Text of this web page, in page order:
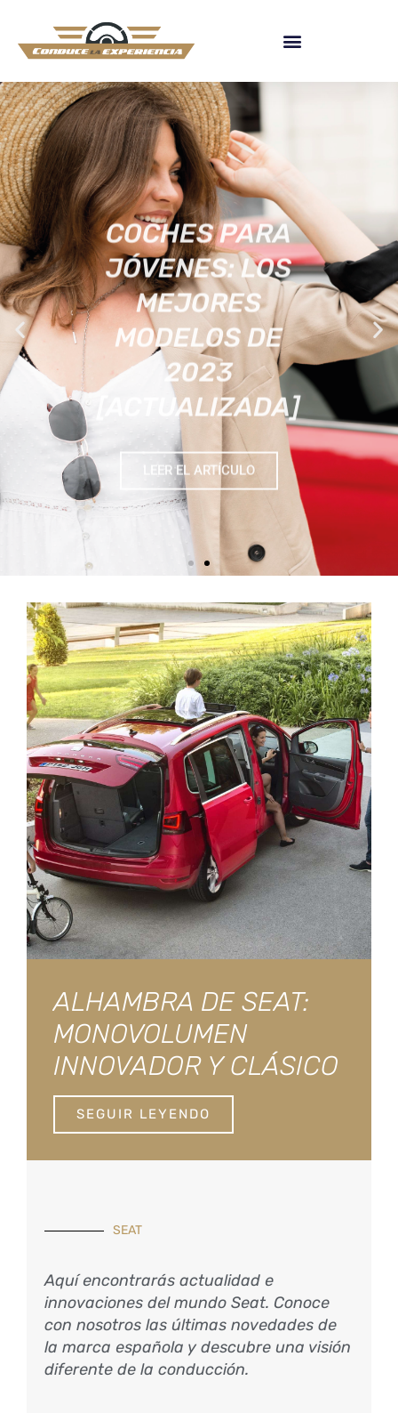
COCHES PARA
JÓVENES: LOS
MEJORES
MODELOS DE
2023
[ACTUALIZADA]
LEER EL ARTÍCULO
ALHAMBRA DE SEAT:
MONOVOLUMEN
INNOVADOR Y CLÁSICO
SEGUIR LEYENDO
SEAT
Aquí encontrarás actualidad e
innovaciones del mundo Seat. Conoce
con nosotros las últimas novedades de
la marca española y descubre una visión
diferente de la conducción.